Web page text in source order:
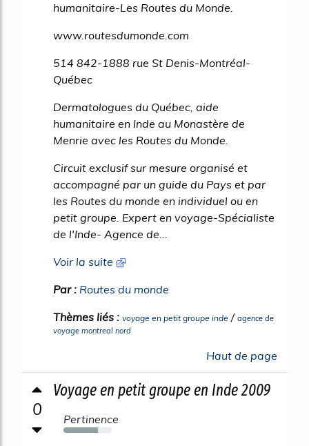
humanitaire-Les Routes du Monde.
www.routesdumonde.com
514 842-1888 rue St Denis-Montréal-
Québec
Dermatologues du Québec, aide
humanitaire en Inde au Monastère de
Menrie avec les Routes du Monde.
Circuit exclusif sur mesure organisé et
accompagné par un guide du Pays et par
les Routes du monde en individuel ou en
petit groupe. Expert en voyage-Spécialiste
de l'Inde- Agence de...
Voir la suite
Par : Routes du monde
Thèmes liés : voyage en petit groupe inde / agence de
voyage montreal nord
Haut de page
0
Voyage en petit groupe en Inde 2009
Pertinence
72%